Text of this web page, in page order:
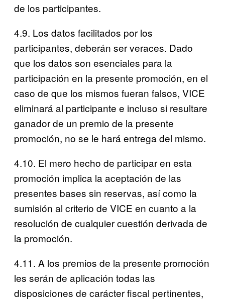
de los participantes.
4.9. Los datos facilitados por los
participantes, deberán ser veraces. Dado
que los datos son esenciales para la
participación en la presente promoción, en el
caso de que los mismos fueran falsos, VICE
eliminará al participante e incluso si resultare
ganador de un premio de la presente
promoción, no se le hará entrega del mismo.
4.10. El mero hecho de participar en esta
promoción implica la aceptación de las
presentes bases sin reservas, así como la
sumisión al criterio de VICE en cuanto a la
resolución de cualquier cuestión derivada de
la promoción.
4.11. A los premios de la presente promoción
les serán de aplicación todas las
disposiciones de carácter fiscal pertinentes,